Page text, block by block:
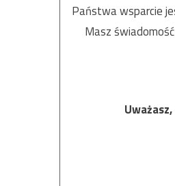
Państwa wsparcie
Masz